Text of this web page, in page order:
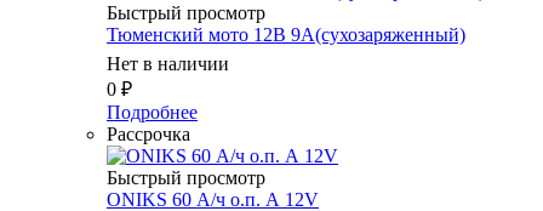
Быстрый просмотр
Тюменский мото 12В 9А(сухозаряженный)
Нет в наличии
0 ₽
Подробнее
Рассрочка
Быстрый просмотр
ONIKS 60 А/ч о.п. А 12V